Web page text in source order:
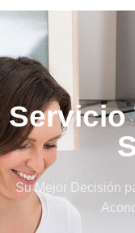
Servicio
Su Mejor Decisión